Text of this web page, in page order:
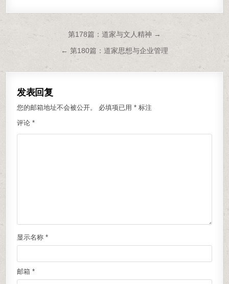
文章导航
第178篇：道家与文人精神 →
← 第180篇：道家思想与企业管理
发表回复
您的邮箱地址不会被公开。 必填项已用* 标注
评论*
显示名称*
邮箱*